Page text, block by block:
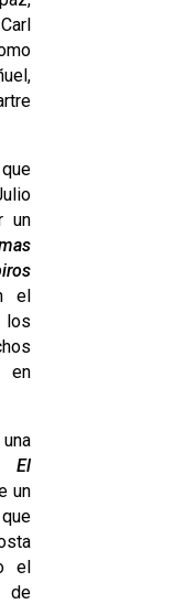
un
el
los
El
un
el